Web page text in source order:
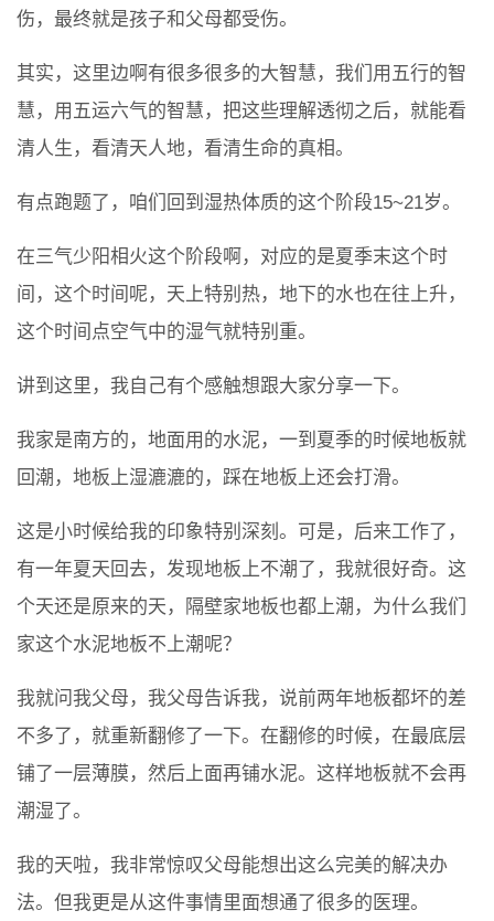
伤，最终就是孩子和父母都受伤。
其实，这里边啊有很多很多的大智慧，我们用五行的智
慧，用五运六气的智慧，把这些理解透彻之后，就能看
清人生，看清天人地，看清生命的真相。
有点跑题了，咱们回到湿热体质的这个阶段15~21岁。
在三气少阳相火这个阶段啊，对应的是夏季末这个时
间，这个时间呢，天上特别热，地下的水也在往上升，
这个时间点空气中的湿气就特别重。
讲到这里，我自己有个感触想跟大家分享一下。
我家是南方的，地面用的水泥，一到夏季的时候地板就
回潮，地板上湿漉漉的，踩在地板上还会打滑。
这是小时候给我的印象特别深刻。可是，后来工作了，
有一年夏天回去，发现地板上不潮了，我就很好奇。这
个天还是原来的天，隔壁家地板也都上潮，为什么我们
家这个水泥地板不上潮呢？
我就问我父母，我父母告诉我，说前两年地板都坏的差
不多了，就重新翻修了一下。在翻修的时候，在最底层
铺了一层薄膜，然后上面再铺水泥。这样地板就不会再
潮湿了。
我的天啦，我非常惊叹父母能想出这么完美的解决办
法。但我更是从这件事情里面想通了很多的医理。